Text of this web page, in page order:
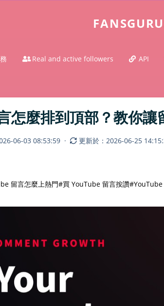
Real and active followers API
怎麼排到頂部？教你
06-03 08:53:59 · 更新於：2026-06-25
留言怎麼上熱門#買 YouTube 留言按讚#YouTube